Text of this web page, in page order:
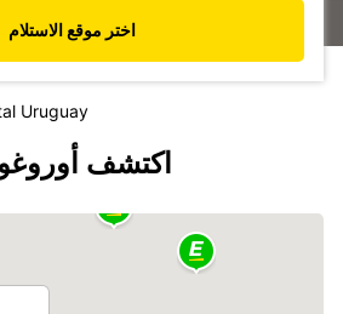
اختر موقع الاستلام
Uruguay
اكتشف